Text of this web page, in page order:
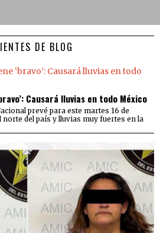
DE BLOG
Causará lluvias en todo México
prevé para este martes 16 de
del país y lluvias muy fuertes en la